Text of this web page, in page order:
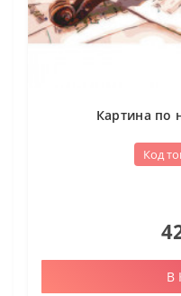
Картина по
Код
В